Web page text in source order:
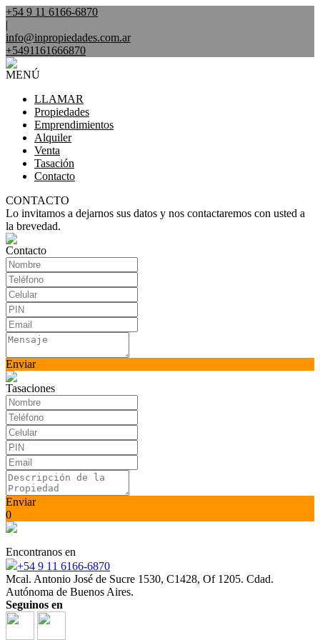
+54 9 11 6166-6870
|
info@inpropiedades.com.ar
+5491161666870
MENÚ
LLAMAR
Propiedades
Emprendimientos
Alquiler
Venta
Tasación
Contacto
CONTACTO
Lo invitamos a dejarnos sus datos y nos contactaremos con usted a
la brevedad.
Contacto
Enviar
Tasaciones
Enviar
0
Encontranos en
+54 9 11 6166-6870
Mcal. Antonio José de Sucre 1530, C1428, Of 1205. Cdad.
Autónoma de Buenos Aires.
Seguinos en